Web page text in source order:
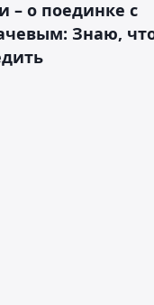
– о поединке с
Знаю,